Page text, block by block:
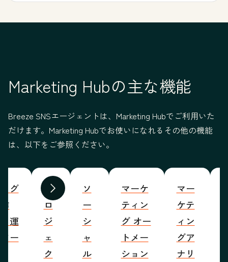
Marketing Hubの主な機能
Breeze SNSエージェントは、Marketing Hubでご利用いた
だけます。Marketing Hubでお使いになれるその他の機能
は、以下をご参照ください。
前へ 次へ
グ
運
ー
プ
ロ
ジ
ェ
ク
ソ
ー
シ
ャ
ル
マーケ
ティン
グ オー
トメー
ション
マー
ケテ
ィン
グア
ナリ